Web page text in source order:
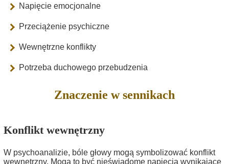
Napięcie emocjonalne
Przeciążenie psychiczne
Wewnętrzne konflikty
Potrzeba duchowego przebudzenia
Znaczenie w sennikach
Konflikt wewnętrzny
W psychoanalizie, bóle głowy mogą symbolizować konflikt
wewnętrzny. Mogą to być nieświadome napięcia wynikające